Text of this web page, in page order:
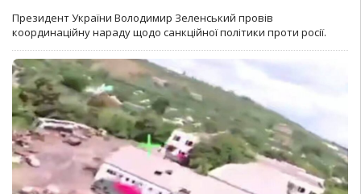
Президент України Володимир Зеленський провів
координаційну нараду щодо санкційної політики проти росії.